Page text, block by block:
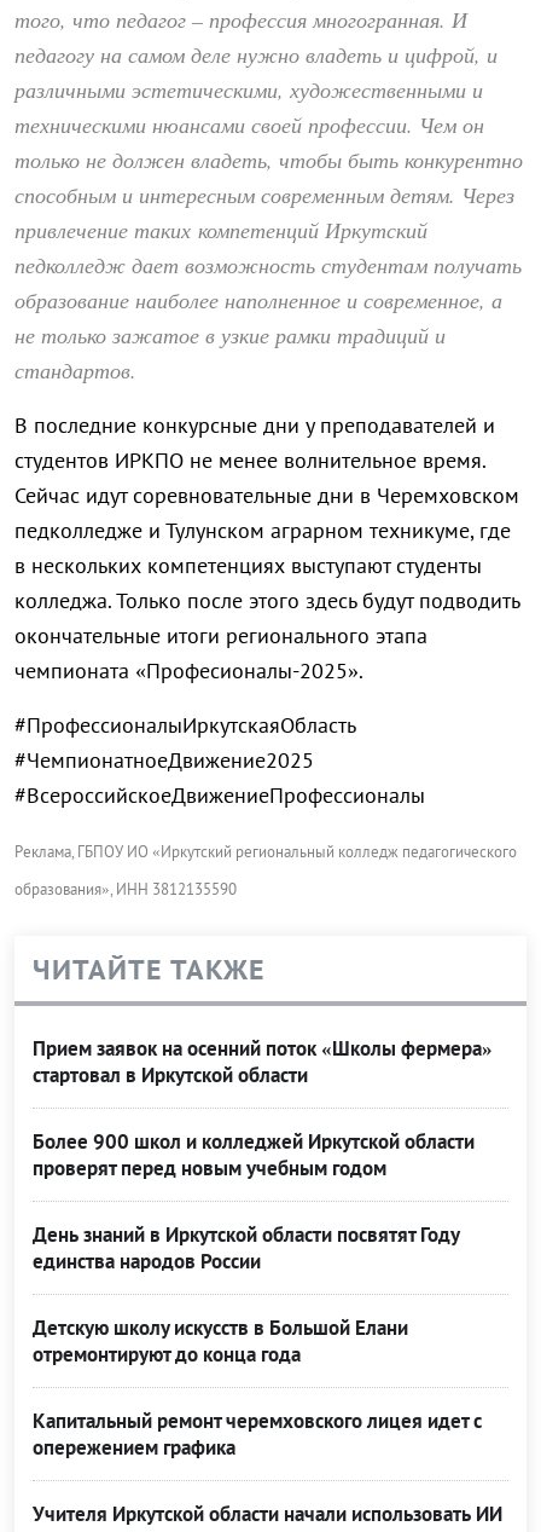
того, что педагог – профессия многогранная. И
педагогу на самом деле нужно владеть и цифрой, и
различными эстетическими, художественными и
техническими нюансами своей профессии. Чем он
только не должен владеть, чтобы быть конкурентно
способным и интересным современным детям. Через
привлечение таких компетенций Иркутский
педколледж дает возможность студентам получать
образование наиболее наполненное и современное, а
не только зажатое в узкие рамки традиций и
стандартов.
В последние конкурсные дни у преподавателей и
студентов ИРКПО не менее волнительное время.
Сейчас идут соревновательные дни в Черемховском
педколледже и Тулунском аграрном техникуме, где
в нескольких компетенциях выступают студенты
колледжа. Только после этого здесь будут подводить
окончательные итоги регионального этапа
чемпионата «Професионалы-2025».
#ПрофессионалыИркутскаяОбласть
#ЧемпионатноеДвижение2025
#ВсероссийскоеДвижениеПрофессионалы
Реклама, ГБПОУ ИО «Иркутский региональный колледж педагогического
образования», ИНН 3812135590
ЧИТАЙТЕ ТАКЖЕ
Прием заявок на осенний поток «Школы фермера»
стартовал в Иркутской области
Более 900 школ и колледжей Иркутской области
проверят перед новым учебным годом
День знаний в Иркутской области посвятят Году
единства народов России
Детскую школу искусств в Большой Елани
отремонтируют до конца года
Капитальный ремонт черемховского лицея идет с
опережением графика
Учителя Иркутской области начали использовать ИИ